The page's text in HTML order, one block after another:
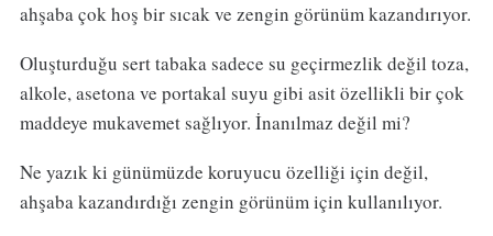
ahşaba çok hoş bir sıcak ve zengin görünüm kazandırıyor.
Oluşturduğu sert tabaka sadece su geçirmezlik değil toza,
alkole, asetona ve portakal suyu gibi asit özellikli bir çok
maddeye mukavemet sağlıyor. İnanılmaz değil mi?
Ne yazık ki günümüzde koruyucu özelliği için değil,
ahşaba kazandırdığı zengin görünüm için kullanılıyor.